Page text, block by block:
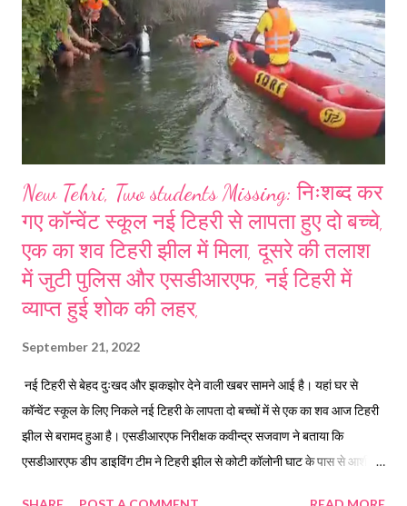
हौसला नहीं खोया है और वह दोनों अपनी मंजिल...
New Tehri, Two students Missing: निःशब्द कर
गए कॉन्वेंट स्कूल नई टिहरी से लापता हुए दो बच्चे,
एक का शव टिहरी झील में मिला, दूसरे की तलाश
में जुटी पुलिस और एसडीआरएफ, नई टिहरी में
व्याप्त हुई शोक की लहर,
September 21, 2022
नई टिहरी से बेहद दुःखद और झकझोर देने वाली खबर सामने आई है। यहां घर से
कॉन्वेंट स्कूल के लिए निकले नई टिहरी के लापता दो बच्चों में से एक का शव आज टिहरी
झील से बरामद हुआ है। एसडीआरएफ निरीक्षक कवीन्द्र सजवाण ने बताया कि
एसडीआरएफ डीप डाइविंग टीम ने टिहरी झील से कोटी कॉलोनी घाट के पास से आशीष